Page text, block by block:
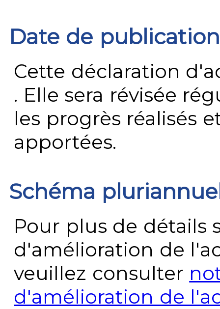
Date de publication
Cette déclaration
. Elle sera révisée
les progrès réalisés
apportées.
Schéma
Pour plus de détails
d'amélioration de
veuillez consulter
d'amélioration de